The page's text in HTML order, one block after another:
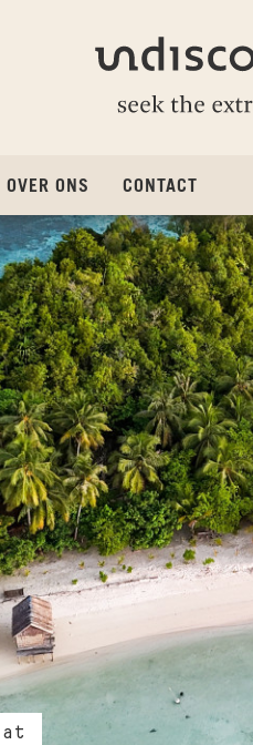
Undiscovered
OVER ONS CONTACT